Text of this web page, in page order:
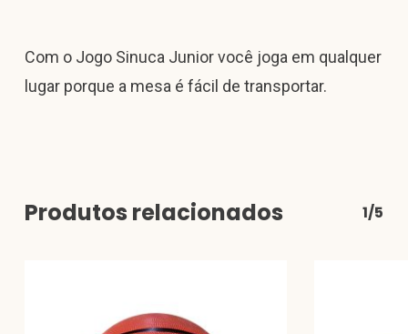
Com o Jogo Sinuca Junior você joga em qualquer
lugar porque a mesa é fácil de transportar.
Produtos relacionados 1/5